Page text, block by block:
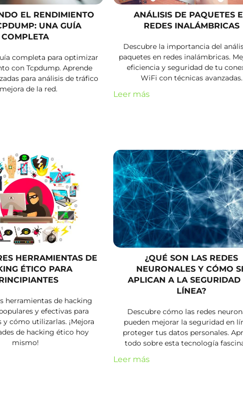
EL RENDIMIENTO
UNA GUÍA
COMPLETA
completa para optimizar
con Tcpdump. Aprende
para análisis de tráfico
de la red.
ANÁLISIS DE PAQUETES
REDES INALÁMBRICAS
Descubre la importancia del
paquetes en redes inalámbricas.
eficiencia y seguridad de tu
WiFi con técnicas avanzadas.
Leer más
HERRAMIENTAS DE
ÉTICO PARA
herramientas de hacking
y efectivas para
cómo utilizarlas. ¡Mejora
de hacking ético hoy
mismo!
¿QUÉ SON LAS REDES
NEURONALES Y CÓMO
APLICAN A LA SEGURIDAD
LÍNEA?
Descubre cómo las redes
pueden mejorar la seguridad en
proteger tus datos personales.
todo sobre esta tecnología
Leer más